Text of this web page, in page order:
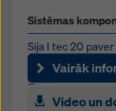
Sistēmas
Sija I tec 20
uz aprīkojuma
...
Vairāk
Video un